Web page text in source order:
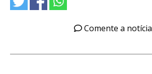
Comente a notícia